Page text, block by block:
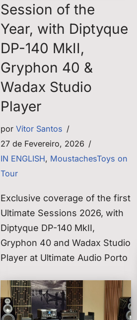
Session of the
Year, with Diptyque
DP-140 MkII,
Gryphon 40 &
Wadax Studio
Player
porVítor Santos
27 de Fevereiro, 2026
IN ENGLISH, MoustachesToys on
Tour
Exclusive coverage of the first
Ultimate Sessions 2026, with
Diptyque DP-140 MkII,
Gryphon 40 and Wadax Studio
Player at Ultimate Audio Porto